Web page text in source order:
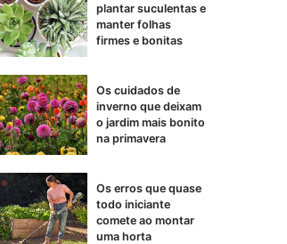
plantar suculentas e
manter folhas
firmes e bonitas
Os cuidados de
inverno que deixam
o jardim mais bonito
na primavera
Os erros que quase
todo iniciante
comete ao montar
uma horta